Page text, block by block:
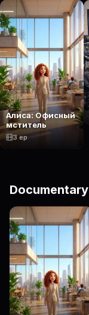
Алиса: Офисный
мститель
3 ep
Documentary